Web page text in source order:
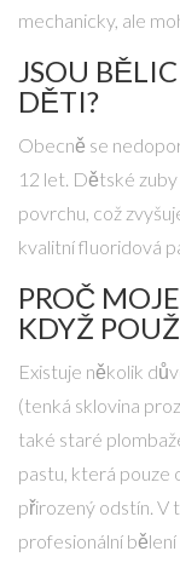
mechanicky, ale
JSOU
DĚTI?
Obecně se
12 let. Dětské
povrchu, což
kvalitní fluoridová
PROČ
KDYŽ
Existuje několik
(tenká sklovina
také staré
pastu, která pouze
přirozený odstín. V
profesionální